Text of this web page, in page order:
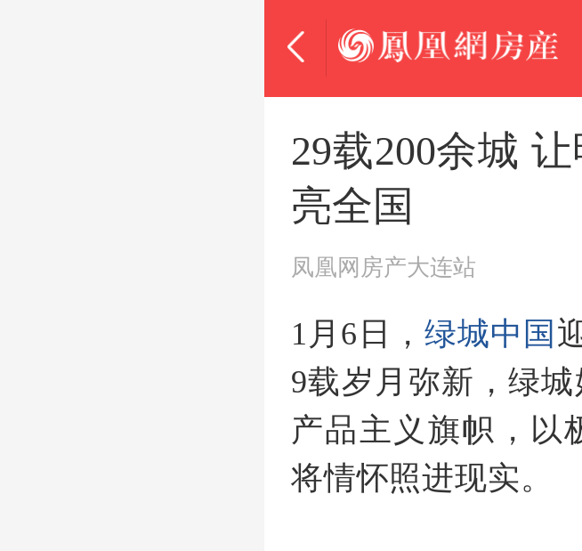
29载200余城
亮全国
凤凰网房产大连站
1月6日， 绿城中国
9载岁月弥新，绿
产品主义旗帜，以
将情怀照进现实。